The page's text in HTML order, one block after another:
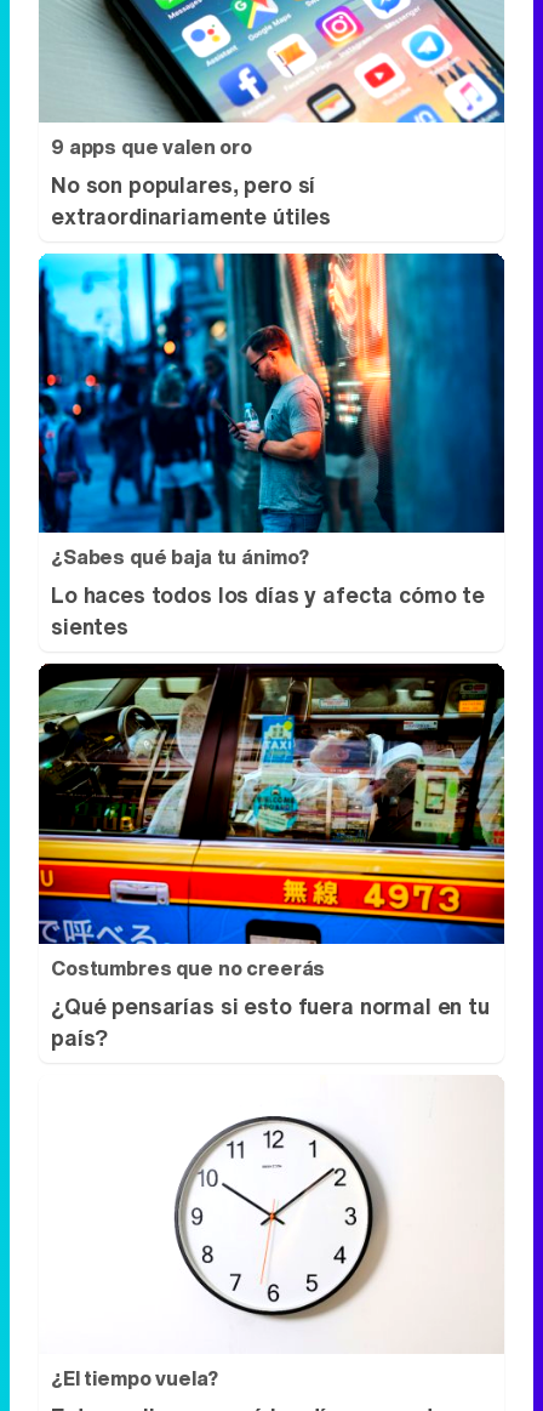
No son populares, pero sí
extraordinariamente útiles
¿Sabes qué baja tu ánimo?
Lo haces todos los días y afecta cómo te
sientes
Costumbres que no creerás
¿Qué pensarías si esto fuera normal en tu
país?
¿El tiempo vuela?
Esto explica por qué los días ya no duran